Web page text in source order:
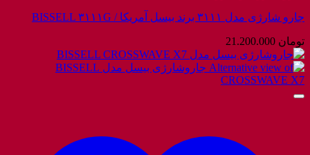
جارو شارژی مدل ۳۱۱۱ برند بیسل آمریکا / BISSELL ۳۱۱۱G
تومان